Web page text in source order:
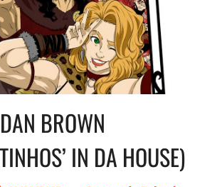
BROWN
IN DA HOUSE)